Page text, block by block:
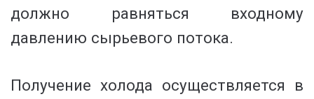
должно равняться входному
давлению сырьевого потока.
Получение холода осуществляется в